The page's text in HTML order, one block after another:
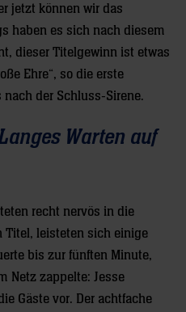
jetzt können wir das
haben es sich nach diesem
dieser Titelgewinn ist etwas
Ehre“, so die erste
der Schluss-Sirene.
Warten auf
recht nervös in die
Titel, leisteten sich einige
bis zur fünften Minute,
Netz zappelte: Jesse
Gäste vor. Der achtfache